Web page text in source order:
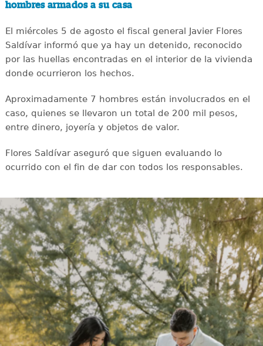
hombres armados a su casa
El miércoles 5 de agosto el fiscal general Javier Flores
Saldívar informó que ya hay un detenido, reconocido
por las huellas encontradas en el interior de la vivienda
donde ocurrieron los hechos.
Aproximadamente 7 hombres están involucrados en el
caso, quienes se llevaron un total de 200 mil pesos,
entre dinero, joyería y objetos de valor.
Flores Saldívar aseguró que siguen evaluando lo
ocurrido con el fin de dar con todos los responsables.